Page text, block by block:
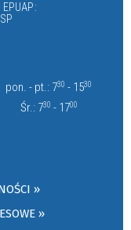
pon. - pt.: 730 - 1530
Śr.: 730 - 1700
»
»